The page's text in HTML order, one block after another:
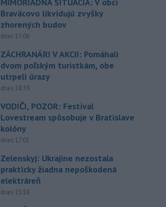
Braväcovo likvidujú zvyšky
zhorených budov
dnes 17:06
ZÁCHRANÁRI V AKCII: Pomáhali
dvom poľským turistkám, obe
utrpeli úrazy
dnes 18:39
VODIČI, POZOR: Festival
Lovestream spôsobuje v Bratislave
kolóny
dnes 17:01
Zelenskyj: Ukrajine nezostala
prakticky žiadna nepoškodená
elektráreň
dnes 15:18